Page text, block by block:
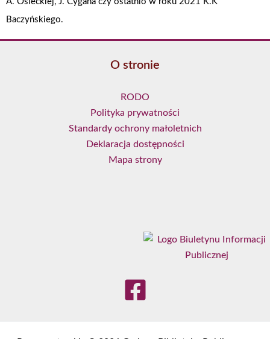
Baczyńskiego.
O stronie
RODO
Polityka prywatności
Standardy ochrony małoletnich
Deklaracja dostępności
Mapa strony